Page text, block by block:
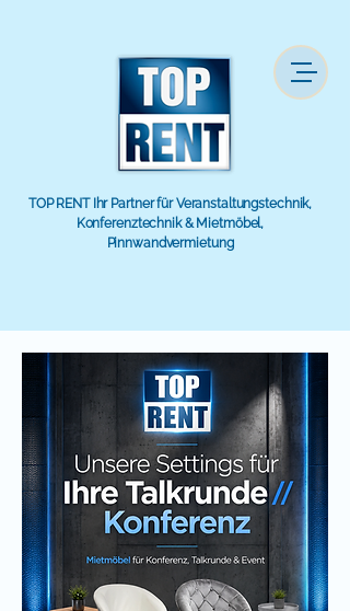
TOP RENT Ihr Partner für Veranstaltungstechnik,
Konferenztechnik & Mietmöbel,
Pinnwandvermietung